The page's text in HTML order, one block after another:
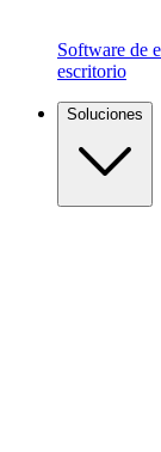
Software de
escritorio
Soluciones